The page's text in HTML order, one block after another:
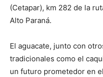
(Cetapar), km 282 de la
Alto Paraná.
El aguacate, junto con
tradicionales como el
un futuro prometedor en